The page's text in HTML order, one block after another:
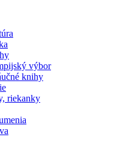
výbor
knihy
riekanky